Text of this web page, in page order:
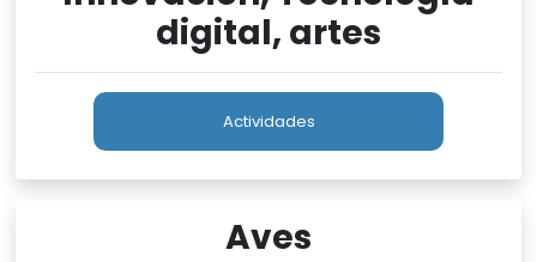
digital, artes
Actividades
Aves